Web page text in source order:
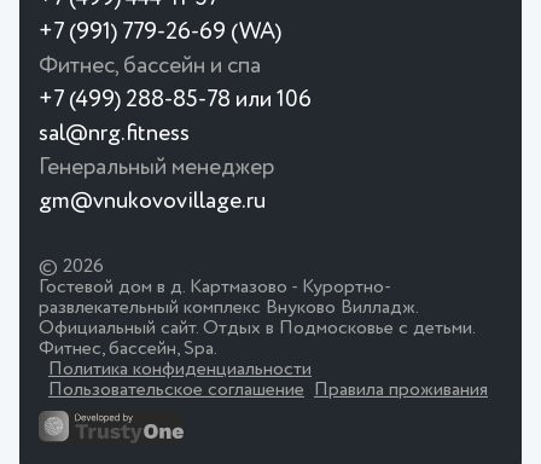
+7 (991) 779-26-69 (WA)
Фитнес, бассейн и спа
+7 (499) 288-85-78 или 106
sal@nrg.fitness
Генеральный менеджер
gm@vnukovovillage.ru
© 2026
Гостевой дом в д. Картмазово - Курортно-
развлекательный комплекс Внуково Вилладж.
Официальный сайт. Отдых в Подмосковье с детьми.
Фитнес, бассейн, Spa.
Политика конфиденциальности
Пользовательское соглашение
Правила проживания